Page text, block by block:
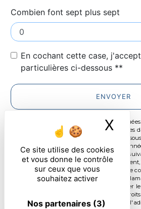
Ce site utilise des cookies
et vous donne le contrôle
sur ceux que vous
souhaitez activer
Nos partenaires (3)
X
Combien font sept plus sept
En cochant cette case,
particulières ci-dessous **
ENVOYER
** Les données personnelles
fins de vous contacter et sont enregistrées
informatisé. Elles sont destinées à et ses
but de répondre à votre message. Les
communiquées aux seuls destinataires
droits d’accès, de rectification,
limitation, d’opposition, de retrait de votre
moment et du droit d’introduire une
autorité de contrôle, ainsi que d’organiser
post-mortem. Vous pouvez exercer ces
l'adresse ou par courrier électronique à